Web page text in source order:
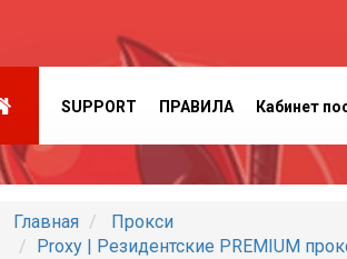
SUPPORT ПРАВИЛА Кабинет
Главная
Прокси
Proxy | Резидентские PREMIUM